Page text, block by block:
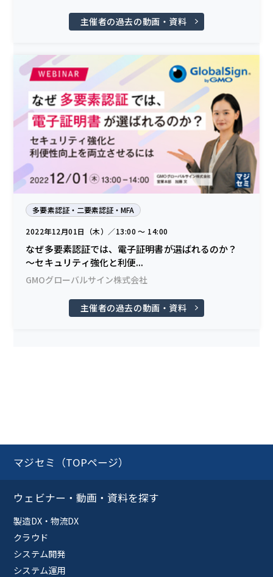
主催者の過去の動画・資料
多要素認証・二要素認証・MFA
2022年12月01日（木）／13:00 〜 14:00
なぜ多要素認証では、電子証明書が選ばれるのか？
〜セキュリティ強化と利便...
GMOグローバルサイン株式会社
主催者の過去の動画・資料
マジセミ（TOPページ）
ウェビナー・動画・資料を探す
製造DX・物流DX
クラウド
システム開発
システム運用